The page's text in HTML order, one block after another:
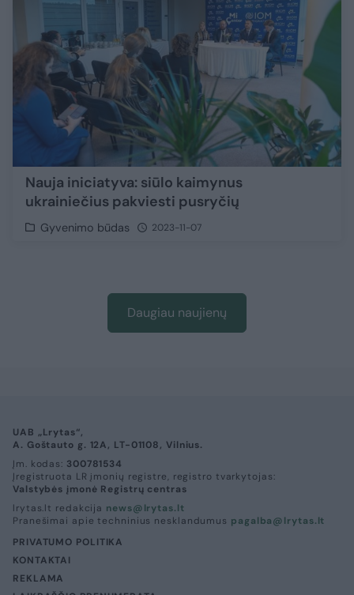
Nauja iniciatyva: siūlo kaimynus
ukrainiečius pakviesti pusryčių
Gyvenimo būdas 2023-11-07
Daugiau naujienų
UAB „Lrytas“,
A. Goštauto g. 12A, LT-01108, Vilnius.
Įm. kodas: 300781534
Įregistruota LR įmonių registre, registro tvarkytojas:
Valstybės įmonė Registrų centras
lrytas.lt redakcija news@lrytas.lt
Pranešimai apie techninius nesklandumus pagalba@lrytas.lt
PRIVATUMO POLITIKA
KONTAKTAI
REKLAMA